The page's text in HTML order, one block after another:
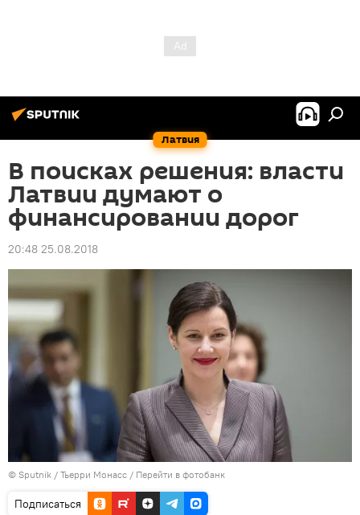
Латвия
В поисках решения: власти
Латвии думают о
финансировании дорог
20:48 25.08.2018
© Sputnik / Тьерри Монасс / Перейти в фотобанк
Подписаться